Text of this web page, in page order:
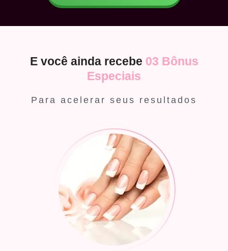
E você ainda recebe 03 Bônus
Especiais
Para acelerar seus resultados